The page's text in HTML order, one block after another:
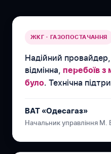
ЖКГ · ГАЗОПОСТАЧАННЯ
Надійний
відмінна, перебоїв з
було. Технічна
ВАТ «Одесагаз»
Начальник управління